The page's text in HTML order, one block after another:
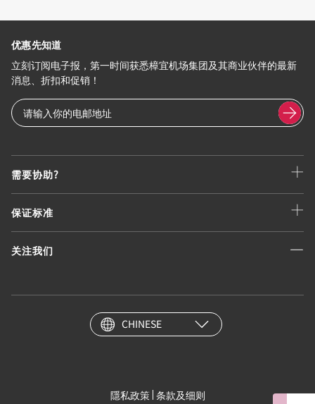
需要协助?
保证标准
关注我们
优惠先知道
立刻订阅电子报，第一时间获悉樟宜机场集团及其商业伙伴的最新
消息、折扣和促销！
CHINESE
隱私政策 条款及细则